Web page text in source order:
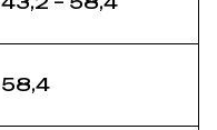
58,4